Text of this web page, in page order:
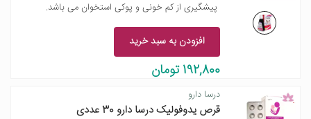
پیشگیری از کم خونی و پوکی استخوان می باشد.
افزودن به سبد خرید
192,800 تومان
درسا دارو
قرص یدوفولیک درسا دارو 30 عددی